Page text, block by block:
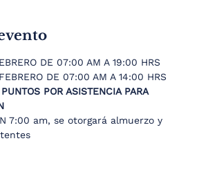
DE 07:00 AM A 19:00 HRS
DE 07:00 AM A 14:00 HRS
POR ASISTENCIA PARA
7:00 am, se otorgará almuerzo y